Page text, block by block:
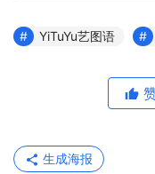
YiTuYu艺图语
生成海报